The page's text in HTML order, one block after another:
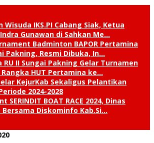
Wisuda IKS.PI Cabang Siak, Ketua
Indra Gunawan di Sahkan Me…
Badminton BAPOR Pertamina
Pakning, Resmi Dibuka, In…
RU II Sungai Pakning Gelar Turnamen
HUT Pertamina ke…
KejurKab Sekaligus Pelantikan
2024-2028
SERINDIT BOAT RACE 2024, Dinas
Diskominfo Kab.Si…